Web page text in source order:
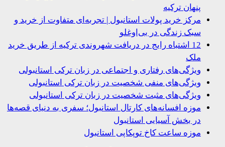
پنهان ترکیه
مرکز خرید پولات استانبول | تجربه‌ای متفاوت از خرید و
سبک زندگی در بی‌اوغلو
12 اشتباه رایج در دریافت شهروندی ترکیه از طریق خرید
ویژگی‌های رفتاری و اجتماعی در زبان ترکی استانبولی
ویژگی‌های منفی شخصیت در زبان ترکی استانبولی
ویژگی‌های مثبت شخصیت در زبان ترکی استانبولی
موزه افسانه‌های کارتال استانبول؛ سفری به دنیای قصه‌ها
در بخش آسیایی استانبول
موزه ساعت کاخ توپکاپی استانبول